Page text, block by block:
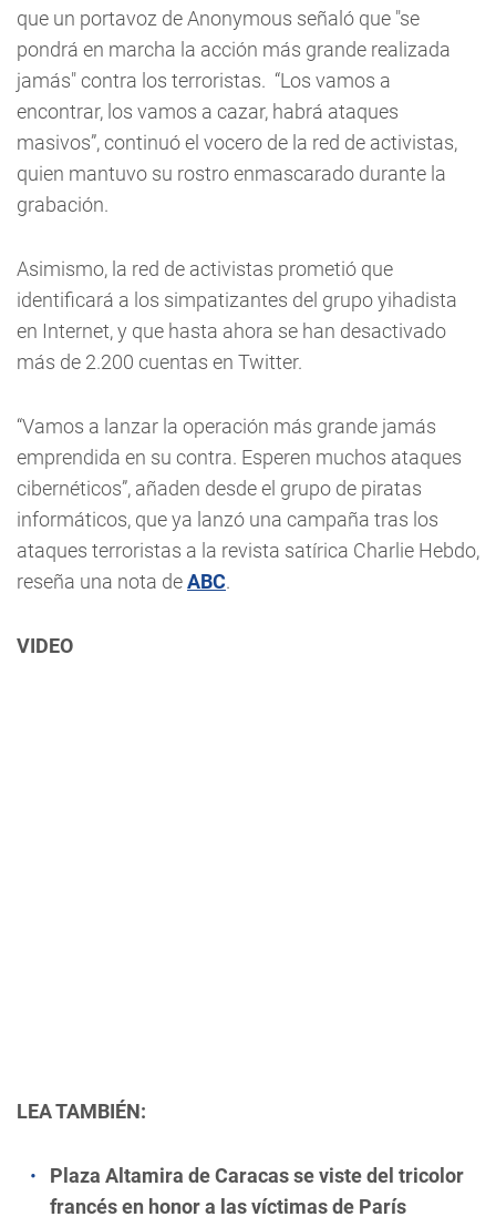
que un portavoz de Anonymous señaló que "se
pondrá en marcha la acción más grande realizada
jamás" contra los terroristas. “Los vamos a
encontrar, los vamos a cazar, habrá ataques
masivos”, continuó el vocero de la red de activistas,
quien mantuvo su rostro enmascarado durante la
grabación.
Asimismo, la red de activistas prometió que
identificará a los simpatizantes del grupo yihadista
en Internet, y que hasta ahora se han desactivado
más de 2.200 cuentas en Twitter.
“Vamos a lanzar la operación más grande jamás
emprendida en su contra. Esperen muchos ataques
cibernéticos”, añaden desde el grupo de piratas
informáticos, que ya lanzó una campaña tras los
ataques terroristas a la revista satírica Charlie Hebdo,
reseña una nota deABC.
VIDEO
LEA TAMBIÉN:
Plaza Altamira de Caracas se viste del tricolor
francés en honor a las víctimas de París